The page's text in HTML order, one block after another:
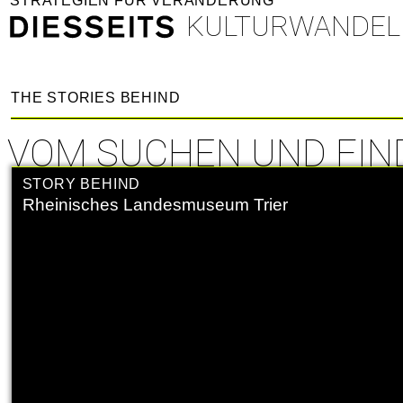
KULTURWANDEL
THE STORIES BEHIND
VOM SUCHEN UND
STORY BEHIND
Rheinisches Landesmuseum Trier